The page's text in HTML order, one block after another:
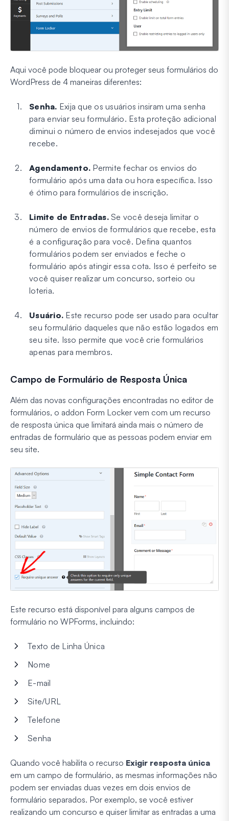
Aqui você pode bloquear ou proteger seus formulários do
WordPress de 4 maneiras diferentes:
Senha. Exija que os usuários insiram uma senha
para enviar seu formulário. Esta proteção adicional
diminui o número de envios indesejados que você
recebe.
Agendamento. Permite fechar os envios do
formulário após uma data ou hora específica. Isso
é ótimo para formulários de inscrição.
Limite de Entradas.Se você deseja limitar o
número de envios de formulários que recebe, esta
é a configuração para você. Defina quantos
formulários podem ser enviados e feche o
formulário após atingir essa cota. Isso é perfeito se
você quiser realizar um concurso, sorteio ou
loteria.
Usuário. Este recurso pode ser usado para ocultar
seu formulário daqueles que não estão logados em
seu site. Isso permite que você crie formulários
apenas para membros.
Campo de Formulário de Resposta Única
Além das novas configurações encontradas no editor de
formulários, o addon Form Locker vem com um recurso
de resposta única que limitará ainda mais o número de
entradas de formulário que as pessoas podem enviar em
seu site.
Este recurso está disponível para alguns campos de
formulário no WPForms, incluindo:
Texto de Linha Única
Nome
E-mail
Site/URL
Telefone
Senha
Quando você habilita o recurso Exigir resposta única
em um campo de formulário, as mesmas informações não
podem ser enviadas duas vezes em dois envios de
formulário separados. Por exemplo, se você estiver
realizando um concurso e quiser limitar as entradas a uma